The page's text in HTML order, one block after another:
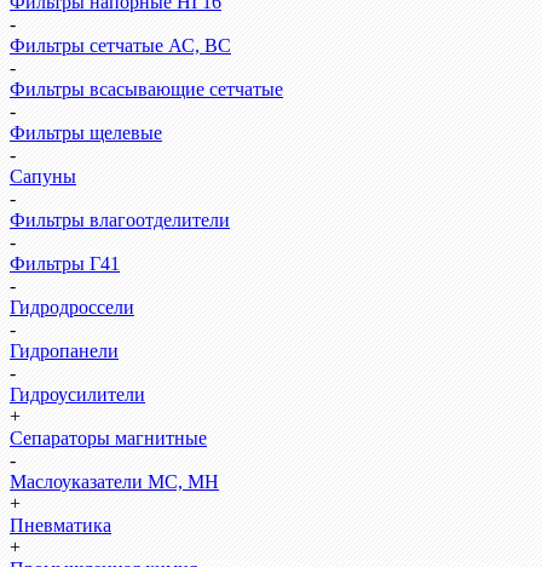
-
Фильтры сетчатые АС, ВС
-
Фильтры всасывающие сетчатые
-
Фильтры щелевые
-
Сапуны
-
Фильтры влагоотделители
-
Фильтры Г41
-
Гидродроссели
-
Гидропанели
-
Гидроусилители
+
Сепараторы магнитные
-
Маслоуказатели МС, МН
+
Пневматика
+